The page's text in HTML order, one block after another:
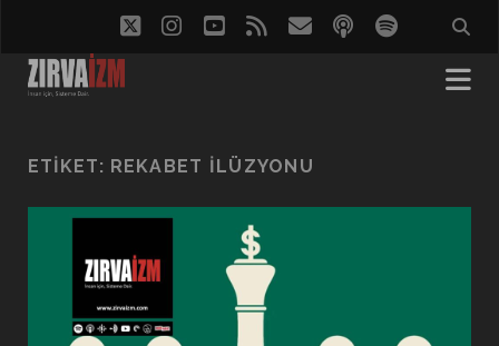
twitterinstagram
youtube
rss epostapodcastspotify
ETIKET: REKABET ILÜZYONU